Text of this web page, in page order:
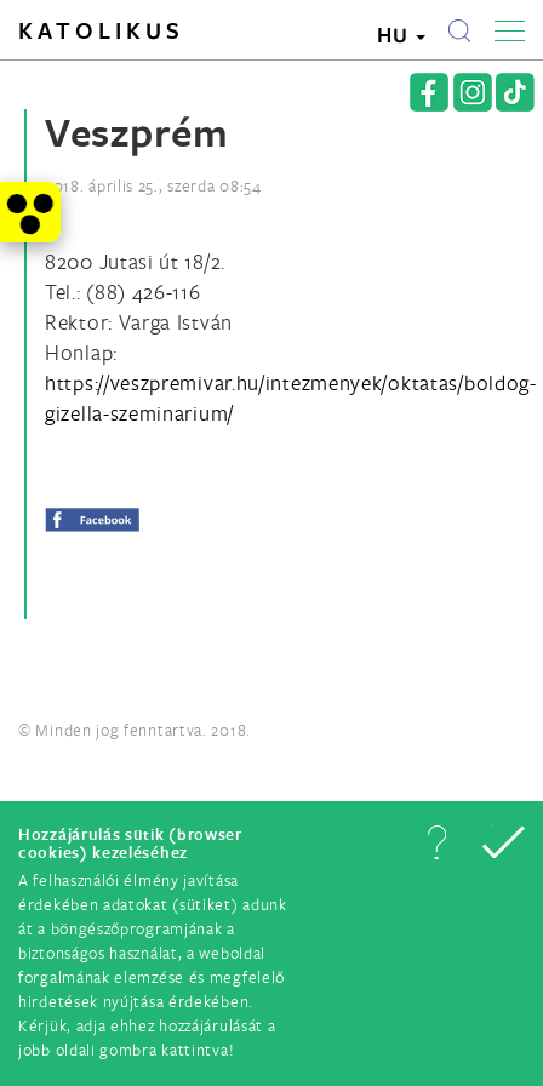
Hozzájárulás sütik (browser
cookies) kezeléséhez
A felhasználói élmény javítása
érdekében adatokat (sütiket) adunk
át a böngészőprogramjának a
biztonságos használat, a weboldal
forgalmának elemzése és megfelelő
hirdetések nyújtása érdekében.
Kérjük, adja ehhez hozzájárulását a
jobb oldali gombra kattintva!
KATOLIKUS HU
Veszprém
2018. április 25., szerda 08:54
8200 Jutasi út 18/2.
Tel.: (88) 426-116
Rektor: Varga István
Honlap:
https://veszpremivar.hu/intezmenyek/oktatas/boldog-
gizella-szeminarium/
© Minden jog fenntartva. 2018.